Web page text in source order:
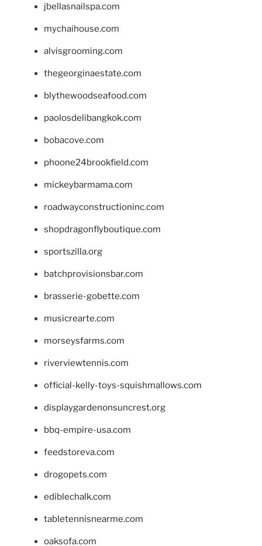
jbellasnailspa.com
mychaihouse.com
alvisgrooming.com
thegeorginaestate.com
blythewoodseafood.com
paolosdelibangkok.com
bobacove.com
phoone24brookfield.com
mickeybarmama.com
roadwayconstructioninc.com
shopdragonflyboutique.com
sportszilla.org
batchprovisionsbar.com
brasserie-gobette.com
musicrearte.com
morseysfarms.com
riverviewtennis.com
official-kelly-toys-squishmallows.com
displaygardenonsuncrest.org
bbq-empire-usa.com
feedstoreva.com
drogopets.com
ediblechalk.com
tabletennisnearme.com
oaksofa.com